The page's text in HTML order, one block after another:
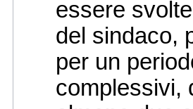
essere
del sindaco,
per un
complessivi,